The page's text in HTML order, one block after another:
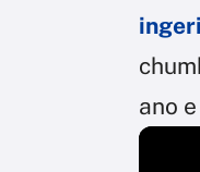
ano